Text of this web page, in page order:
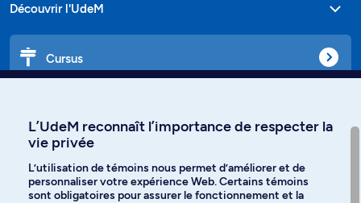
Découvrir l'UdeM
Cursus
Langues
L’UdeM reconnaît l’importance de respecter la
vie privée
L’utilisation de témoins nous permet d’améliorer et de
personnaliser votre expérience Web. Certains témoins
sont obligatoires pour assurer le fonctionnement et la